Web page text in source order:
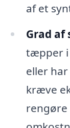
af et
Grad af
tæpper i
eller
kræve
rengøre